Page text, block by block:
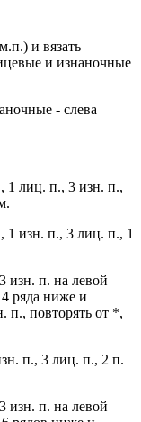
и вязать
и изнаночные
- слева
1 лиц. п., 3 изн. п.,
1 изн. п., 3 лиц. п., 1
изн. п. на левой
ряда ниже и
п., повторять от *,
п., 3 лиц. п., 2 п.
изн. п. на левой